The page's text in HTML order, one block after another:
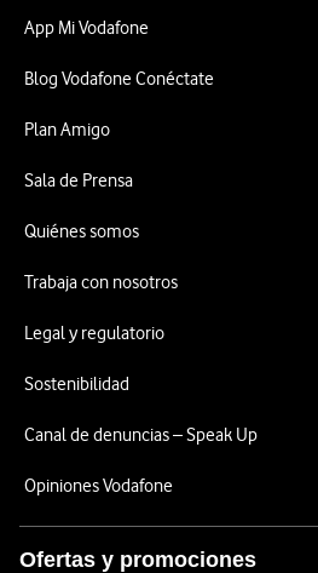
App Mi Vodafone
Blog Vodafone Conéctate
Plan Amigo
Sala de Prensa
Quiénes somos
Trabaja con nosotros
Legal y regulatorio
Sostenibilidad
Canal de denuncias – Speak Up
Opiniones Vodafone
Ofertas y promociones